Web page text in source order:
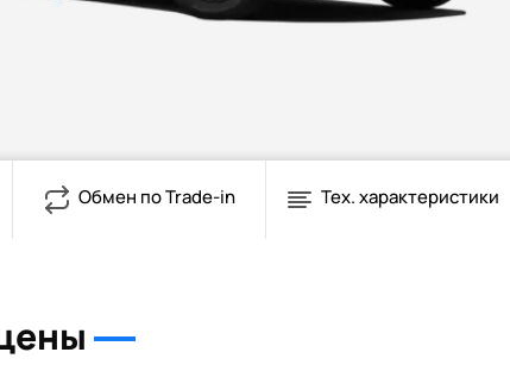
Обмен по Trade-in Тех. характеристики